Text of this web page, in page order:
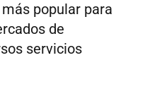
popular para
de
servicios